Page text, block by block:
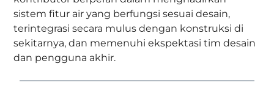
sistem fitur air yang berfungsi sesuai desain,
terintegrasi secara mulus dengan konstruksi di
sekitarnya, dan memenuhi ekspektasi tim desain
dan pengguna akhir.